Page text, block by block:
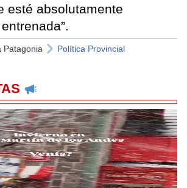
esté absolutamente
Patagonia Política Provincial